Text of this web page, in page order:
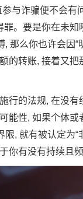
与诈骗便不会有
。要是你在未
么你也许会因“
的转账, 接着又
行的法规, 在没
能性, 如果个体
限, 就有被认定为
你有没有持续且